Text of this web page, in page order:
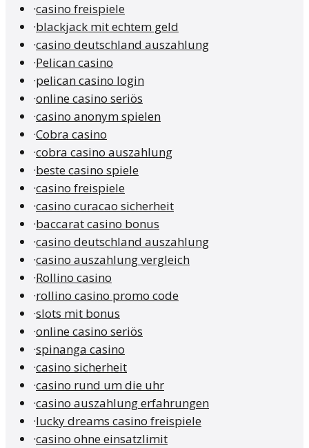
·casino freispiele
·blackjack mit echtem geld
·casino deutschland auszahlung
·Pelican casino
·pelican casino login
·online casino seriös
·casino anonym spielen
·Cobra casino
·cobra casino auszahlung
·beste casino spiele
·casino freispiele
·casino curacao sicherheit
·baccarat casino bonus
·casino deutschland auszahlung
·casino auszahlung vergleich
·Rollino casino
·rollino casino promo code
·slots mit bonus
·online casino seriös
·spinanga casino
·casino sicherheit
·casino rund um die uhr
·casino auszahlung erfahrungen
·lucky dreams casino freispiele
·casino ohne einsatzlimit